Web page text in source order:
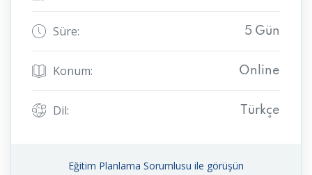
Süre: 5 Gün
Konum: Online
Dil: Türkçe
Eğitim Planlama Sorumlusu ile görüşün